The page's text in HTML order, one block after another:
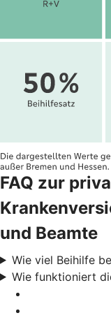
FAQ zur
und Beamte
Wie viel Beihilfe
Wie funktioniert